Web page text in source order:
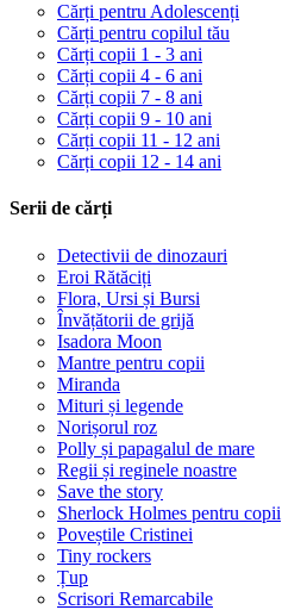
Cărți pentru Adolescenți
Cărți pentru copilul tău
Cărți copii 1 - 3 ani
Cărți copii 4 - 6 ani
Cărți copii 7 - 8 ani
Cărți copii 9 - 10 ani
Cărți copii 11 - 12 ani
Cărți copii 12 - 14 ani
Serii de cărți
Detectivii de dinozauri
Eroi Rătăciți
Flora, Ursi și Bursi
Învățătorii de grijă
Isadora Moon
Mantre pentru copii
Miranda
Mituri și legende
Norișorul roz
Polly și papagalul de mare
Regii și reginele noastre
Save the story
Sherlock Holmes pentru copii
Poveștile Cristinei
Tiny rockers
Țup
Scrisori Remarcabile